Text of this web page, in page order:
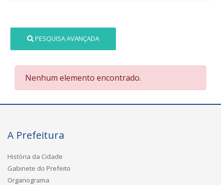
PESQUISA AVANÇADA
Nenhum elemento encontrado.
A Prefeitura
História da Cidade
Gabinete do Prefeito
Organograma